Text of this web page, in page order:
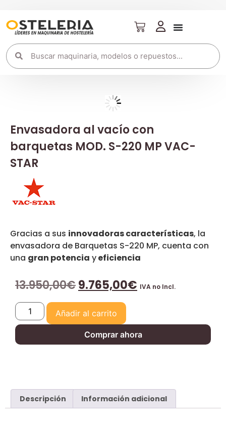
Envasadora al vacío con
barquetas MOD. S-220 MP VAC-
STAR
Gracias a sus innovadoras características, la
envasadora de Barquetas S-220 MP, cuenta con
una gran potencia yeficiencia
13.950,00€9.765,00€ IVA no Incl.
Añadir al carrito
Comprar ahora
Descripción Información adicional